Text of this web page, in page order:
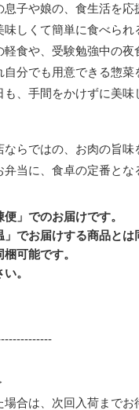
息子や娘の、食生活を応
味しくて簡単に食べられ
軽食や、受験勉強中の夜
自分でも用意できる惣菜
も、手間をかけずに美味
らではの、お肉の旨味
当に、食卓の定番とな
」でのお届けです。
」でお届けする商品と
可能です。
。
合は、次回入荷までお